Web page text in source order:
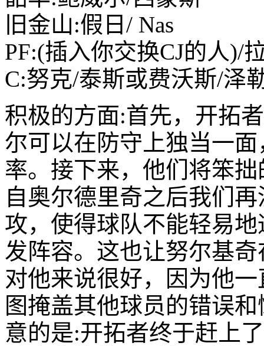
旧金山:假日/ Nas
PF:(插入你交换CJ的人)/
C:努克/泰斯或费沃斯/泽
积极的方面:首先，开拓
尔可以在防守上独当一
率。接下来，他们将笨
自奥尔德里奇之后我们
攻，使得球队不能轻易
发阵容。这也让努尔基
对他来说很好，因为他
图掩盖其他球员的错误
意的是:开拓者终于赶上